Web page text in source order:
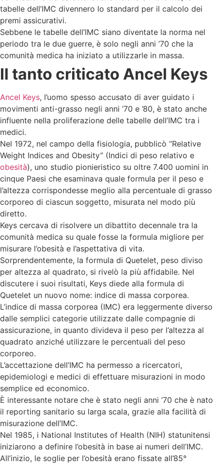
tabelle dell’IMC divennero lo standard per il calcolo dei
premi assicurativi.
Sebbene le tabelle dell’IMC siano diventate la norma nel
periodo tra le due guerre, è solo negli anni ’70 che la
comunità medica ha iniziato a utilizzarle in massa.
Il tanto criticato Ancel Keys
Ancel Keys, l’uomo spesso accusato di aver guidato i
movimenti anti-grasso negli anni ’70 e ’80, è stato anche
influente nella proliferazione delle tabelle dell’IMC tra i
medici.
Nel 1972, nel campo della fisiologia, pubblicò “Relative
Weight Indices and Obesity” (Indici di peso relativo e
obesità), uno studio pionieristico su oltre 7.400 uomini in
cinque Paesi che esaminava quale formula per il peso e
l’altezza corrispondesse meglio alla percentuale di grasso
corporeo di ciascun soggetto, misurata nel modo più
diretto.
Keys cercava di risolvere un dibattito decennale tra la
comunità medica su quale fosse la formula migliore per
misurare l’obesità e l’aspettativa di vita.
Sorprendentemente, la formula di Quetelet, peso diviso
per altezza al quadrato, si rivelò la più affidabile. Nel
discutere i suoi risultati, Keys diede alla formula di
Quetelet un nuovo nome: indice di massa corporea.
L’indice di massa corporea (IMC) era leggermente diverso
dalle semplici categorie utilizzate dalle compagnie di
assicurazione, in quanto divideva il peso per l’altezza al
quadrato anziché utilizzare le percentuali del peso
corporeo.
L’accettazione dell’IMC ha permesso a ricercatori,
epidemiologi e medici di effettuare misurazioni in modo
semplice ed economico.
È interessante notare che è stato negli anni ’70 che è nato
il reporting sanitario su larga scala, grazie alla facilità di
misurazione dell’IMC.
Nel 1985, i National Institutes of Health (NIH) statunitensi
iniziarono a definire l’obesità in base ai numeri dell’IMC.
All’inizio, le soglie per l’obesità erano fissate all’85°